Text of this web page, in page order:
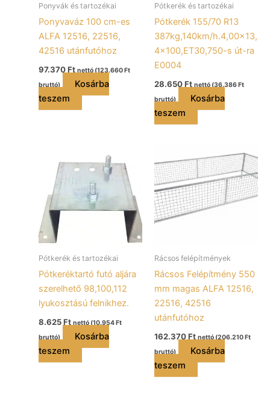
Ponyvák és tartozékai
Ponyvaváz 100 cm-es
ALFA 12516, 22516,
42516 utánfutóhoz
97.370Ft nettó (123.660 Ft
bruttó)
Kosárba
teszem
Pótkerék és tartozékai
Pótkerék 155/70 R13
387kg,140km/h.4,00×13,
4×100,ET30,750-s út-ra
E0004
28.650Ft nettó (36.386 Ft
bruttó)
Kosárba
teszem
Pótkerék és tartozékai
Pótkeréktartó futó aljára
szerelhető 98,100,112
lyukosztású felnikhez.
8.625Ft nettó (10.954Ft
bruttó)
Kosárba
teszem
Rácsos felépítmények
Rácsos Felépítmény 550
mm magas ALFA 12516,
22516, 42516
utánfutóhoz
162.370Ft nettó (206.210Ft
bruttó)
Kosárba
teszem